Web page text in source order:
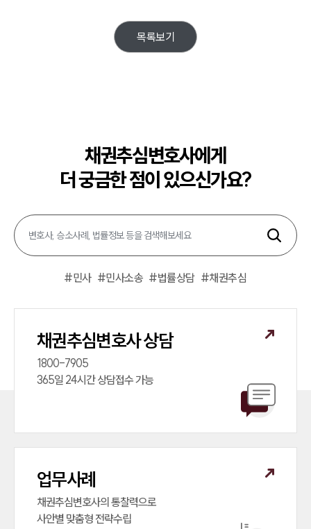
목록보기
채권추심변호사에게
더 궁금한 점이 있으신가요?
#민사 #민사소송 #법률상담 #채권추심
채권추심변호사 상담
1800-7905
365일 24시간 상담접수 가능
업무사례
채권추심변호사의 통찰력으로
사안별 맞춤형 전략수립